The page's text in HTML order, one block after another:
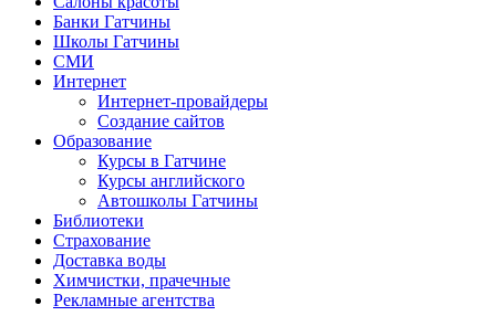
Банки Гатчины
Школы Гатчины
СМИ
Интернет
Интернет-провайдеры
Создание сайтов
Образование
Курсы в Гатчине
Курсы английского
Автошколы Гатчины
Библиотеки
Страхование
Доставка воды
Химчистки, прачечные
Рекламные агентства